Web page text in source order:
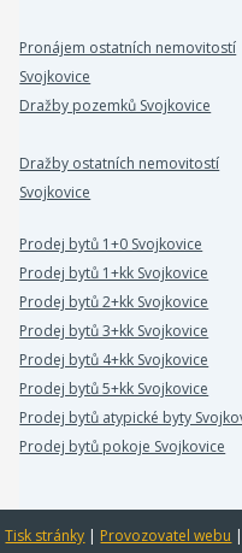
Pronájem ostatních nemovitostí
Svojkovice
Dražby pozemků Svojkovice
Dražby ostatních nemovitostí
Svojkovice
Prodej bytů 1+0 Svojkovice
Prodej bytů 1+kk Svojkovice
Prodej bytů 2+kk Svojkovice
Prodej bytů 3+kk Svojkovice
Prodej bytů 4+kk Svojkovice
Prodej bytů 5+kk Svojkovice
Prodej bytů atypické byty
Prodej bytů pokoje Svojkovice
Tisk stránky | Provozovatel webu |